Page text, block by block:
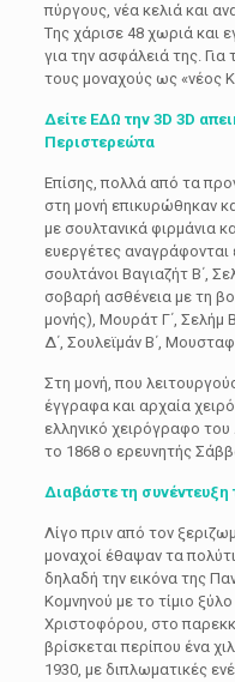
πύργους, νέα κελιά και
Tης χάρισε 48 χωριά και
για την ασφάλειά της.
τους μοναχούς ως «νέος
Δείτε ΕΔΩ την 3D 3D
Περιστερεώτα
Επίσης, πολλά από τα
στη μονή επικυρώθηκαν
με σουλτανικά φιρμάνια
ευεργέτες αναγράφονται
σουλτάνοι Βαγιαζήτ Β΄,
σοβαρή ασθένεια με τη
μονής), Μουράτ Γ΄, Σελήμ
Δ΄, Σουλεϊμάν Β΄,
Στη μονή, που
έγγραφα και αρχαία
ελληνικό χειρόγραφο
το 1868 ο ερευνητής
Διαβάστε τη
Λίγο πριν από τον
μοναχοί έθαψαν τα
δηλαδή την εικόνα της
Κομνηνού με το τίμιο
Χριστοφόρου, στο
βρίσκεται περίπου ένα
1930, με διπλωματικές